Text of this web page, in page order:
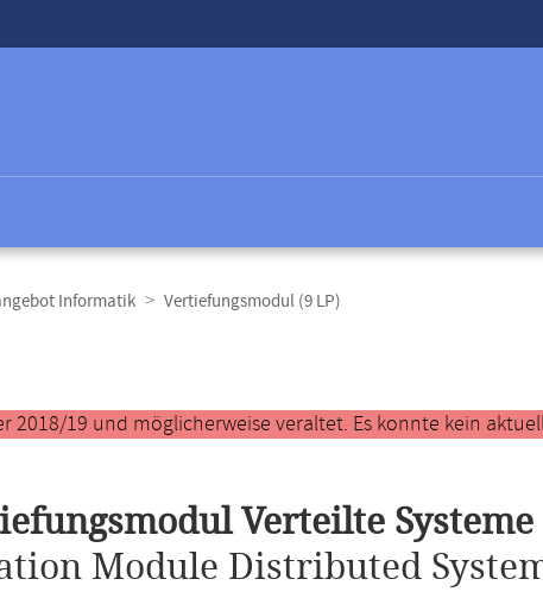
Informatik
Vertiefungsmodul (9 LP)
2018/19 und möglicherweise veraltet. Es konnte kein
Verteilte Systeme
Module Distributed